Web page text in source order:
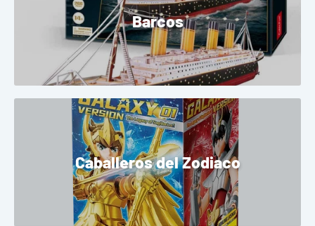
Barcos
Caballeros del Zodiaco